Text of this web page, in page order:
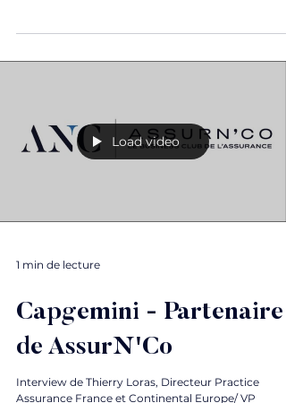
Load video
1 min de lecture
Capgemini - Partenaire
de AssurN'Co
Interview de Thierry Loras, Directeur Practice
Assurance France et Continental Europe/ VP